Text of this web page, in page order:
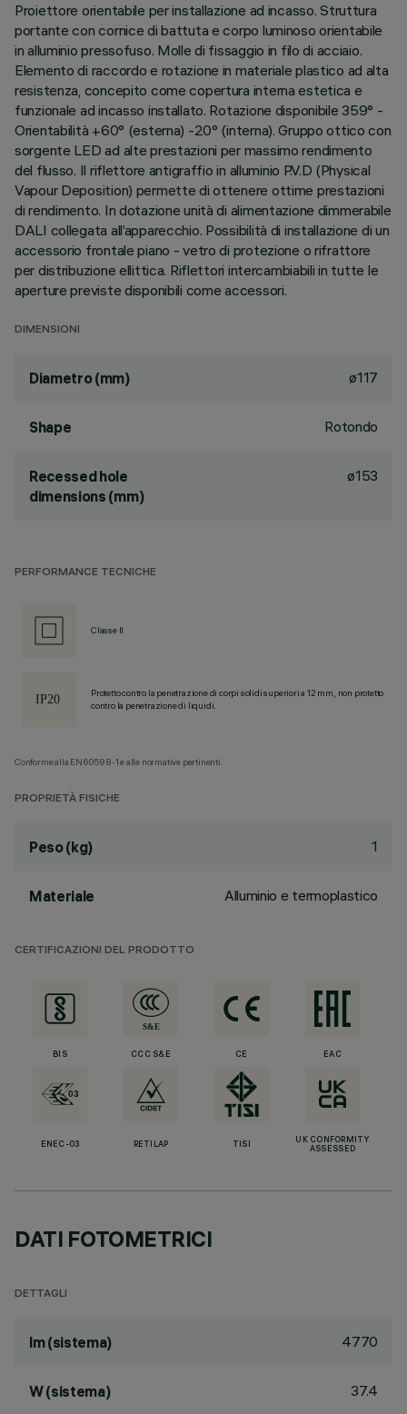
Proiettore orientabile per installazione ad incasso. Struttura
portante con cornice di battuta e corpo luminoso orientabile
in alluminio pressofuso. Molle di fissaggio in filo di acciaio.
Elemento di raccordo e rotazione in materiale plastico ad alta
resistenza, concepito come copertura interna estetica e
funzionale ad incasso installato. Rotazione disponibile 359° -
Orientabilità +60° (esterna) -20° (interna). Gruppo ottico con
sorgente LED ad alte prestazioni per massimo rendimento
del flusso. Il riflettore antigraffio in alluminio P.V.D (Physical
Vapour Deposition) permette di ottenere ottime prestazioni
di rendimento. In dotazione unità di alimentazione dimmerabile
DALI collegata all’apparecchio. Possibilità di installazione di un
accessorio frontale piano - vetro di protezione o rifrattore
per distribuzione ellittica. Riflettori intercambiabili in tutte le
aperture previste disponibili come accessori.
DIMENSIONI
Diametro (mm) ø117
Shape Rotondo
Recessed hole
dimensions (mm)
ø153
PERFORMANCE TECNICHE
Classe II
Protetto contro la penetrazione di corpi solidi superiori a 12 mm, non protetto
contro la penetrazione di liquidi.
Conforme alla EN60598-1 e alle normative pertinenti.
PROPRIETÀ FISICHE
Peso (kg) 1
Materiale Alluminio e termoplastico
CERTIFICAZIONI DEL PRODOTTO
BIS CCC S&E CE EAC
ENEC-03 RETILAP TISI
UK CONFORMITY
ASSESSED
DATI FOTOMETRICI
DETTAGLI
lm (sistema) 4770
W (sistema) 37.4